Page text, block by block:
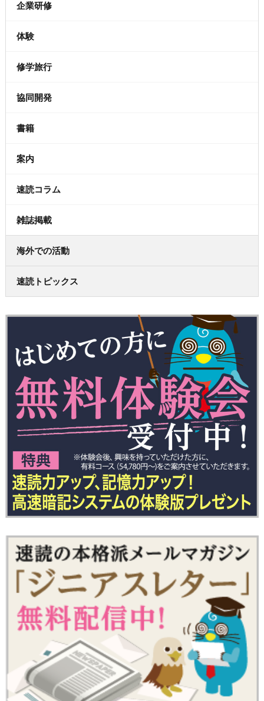
企業研修
体験
修学旅行
協同開発
書籍
案内
速読コラム
雑誌掲載
海外での活動
速読トピックス